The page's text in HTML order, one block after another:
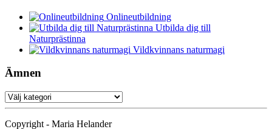
Onlineutbildning
Utbilda dig till
Naturprästinna
Vildkvinnans naturmagi
Ämnen
Ämnen
Copyright - Maria Helander